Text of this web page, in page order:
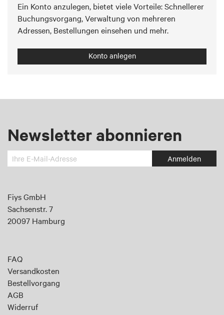
Ein Konto anzulegen, bietet viele Vorteile: Schnellerer
Buchungsvorgang, Verwaltung von mehreren
Adressen, Bestellungen einsehen und mehr.
Konto anlegen
Newsletter abonnieren
Melden
Sie
an
für
unseren
Newsletter:
Anmelden
Fiys GmbH
Sachsenstr. 7
20097 Hamburg
FAQ
Versandkosten
Bestellvorgang
AGB
Widerruf